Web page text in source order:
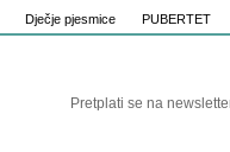
Dječje pjesmice PUBERTET
Pretplati se na